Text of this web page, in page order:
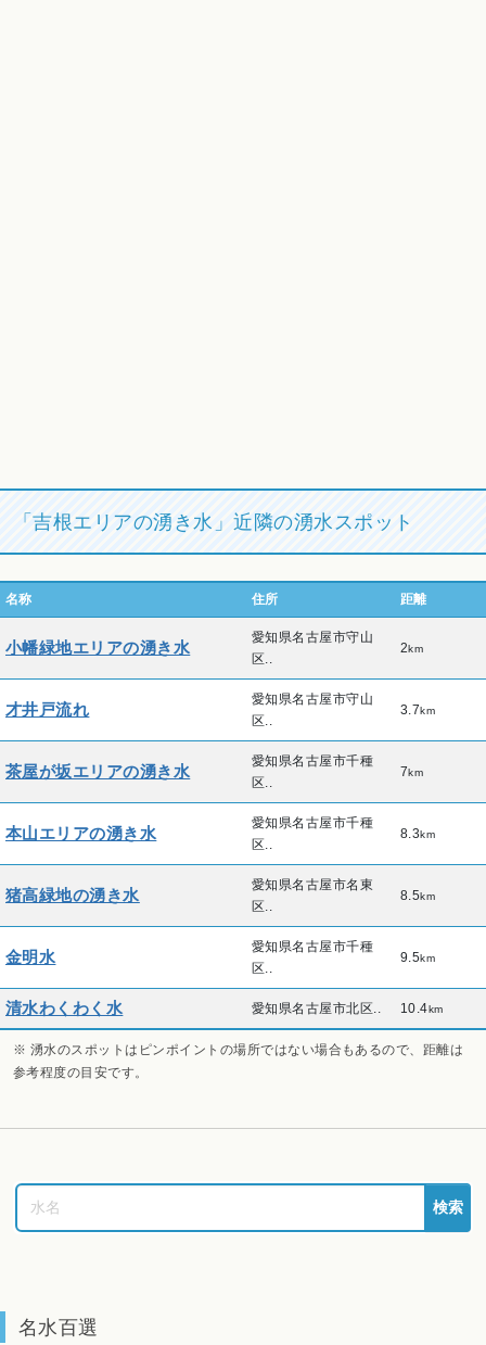
「吉根エリアの湧き水」近隣の湧水スポット
名称 住所 距離
小幡緑地エリアの湧き水
愛知県名古屋市守山
区..
2km
才井戸流れ
愛知県名古屋市守山
区..
3.7km
茶屋が坂エリアの湧き水
愛知県名古屋市千種
区..
7km
本山エリアの湧き水
愛知県名古屋市千種
区..
8.3km
猪高緑地の湧き水
愛知県名古屋市名東
区..
8.5km
金明水
愛知県名古屋市千種
区..
9.5km
清水わくわく水 愛知県名古屋市北区.. 10.4km
※ 湧水のスポットはピンポイントの場所ではない場合もあるので、距離は
参考程度の目安です。
検索
名水百選